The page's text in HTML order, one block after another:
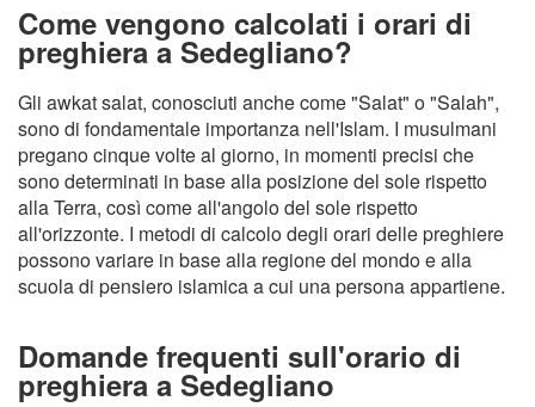
Come vengono calcolati i orari di
preghiera a Sedegliano?
Gli awkat salat, conosciuti anche come "Salat" o "Salah",
sono di fondamentale importanza nell'Islam. I musulmani
pregano cinque volte al giorno, in momenti precisi che
sono determinati in base alla posizione del sole rispetto
alla Terra, così come all'angolo del sole rispetto
all'orizzonte. I metodi di calcolo degli orari delle preghiere
possono variare in base alla regione del mondo e alla
scuola di pensiero islamica a cui una persona appartiene.
Domande frequenti sull'orario di
preghiera a Sedegliano